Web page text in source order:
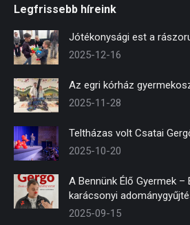
opens
in
new
opens
in
new
opens
new
Legfrissebb híreink
Jótékonysági est a
2025-12-16
Az egri kórház
2025-11-28
Teltházas volt Csatai
2025-10-20
A Bennünk Élő Gyermek
karácsonyi
2025-09-15